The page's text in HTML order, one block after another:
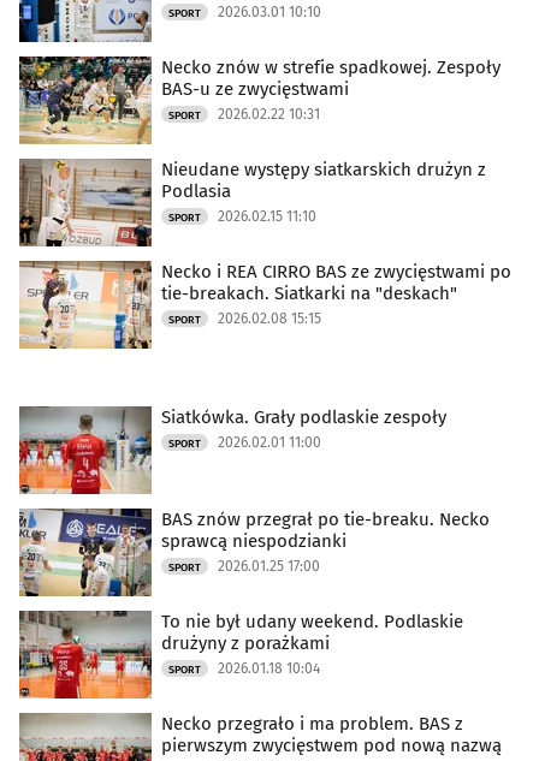
SPORT 2026.03.01 10:10
Necko znów w strefie spadkowej. Zespoły
BAS-u ze zwycięstwami
SPORT 2026.02.22 10:31
Nieudane występy siatkarskich drużyn z
Podlasia
SPORT 2026.02.15 11:10
Necko i REA CIRRO BAS ze zwycięstwami po
tie-breakach. Siatkarki na "deskach"
SPORT 2026.02.08 15:15
Siatkówka. Grały podlaskie zespoły
SPORT 2026.02.01 11:00
BAS znów przegrał po tie-breaku. Necko
sprawcą niespodzianki
SPORT 2026.01.25 17:00
To nie był udany weekend. Podlaskie
drużyny z porażkami
SPORT 2026.01.18 10:04
Necko przegrało i ma problem. BAS z
pierwszym zwycięstwem pod nową nazwą